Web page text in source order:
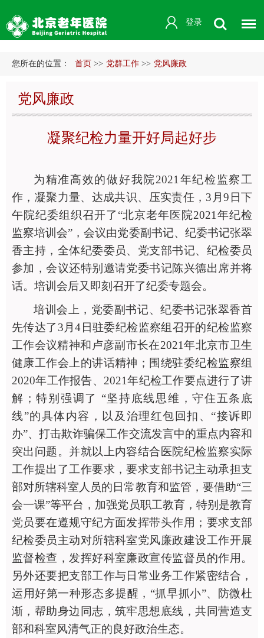
登录
您所在的位置： 首页 >> 党群工作 >> 党风廉政
党风廉政
凝聚纪检力量开好局起好步
为精准高效的做好我院2021年纪检监察工
作，凝聚力量、达成共识、压实责任，3月9日下
午院纪委组织召开了“北京老年医院2021年纪检
监察培训会”，会议由党委副书记、纪委书记张翠
香主持，全体纪委委员、党支部书记、纪检委员
参加，会议还特别邀请党委书记陈兴德出席并将
话。培训会后又即刻召开了纪委专题会。
培训会上，党委副书记、纪委书记张翠香首
先传达了 3月4日驻委纪检监察组召开的纪检监察
工作会议精神和卢彦副市长在2021年北京市卫生
健康工作会上的讲话精神 ；围绕驻委纪检监察组
2020年工作报告、2021年纪检工作要点进行了讲
解；特别强调了 “坚持底线思维，守住五条底
线”的具体内容，以及治理红包回扣、“接诉即
办”、打击欺诈骗保工作交流发言中的重点内容和
突出问题。并就以上内容结合医院纪检监察实际
工作提出了工作要求，要求支部书记主动承担支
部对所辖科室人员的日常教育和监管，要借助“三
会一课”等平台，加强党员职工教育，特别是教育
党员要在遵规守纪方面发挥带头作用；要求支部
纪检委员主动对所辖科室党风廉政建设工作开展
监督检查，发挥好科室廉政宣传监督员的作用。
另外还要把支部工作与日常业务工作紧密结合，
运用好第一种形态多提醒，“抓早抓小”、防微杜
渐，帮助身边同志，筑牢思想底线，共同营造支
部和科室风清气正的良好政治生态。